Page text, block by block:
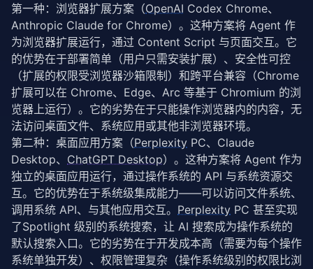
第一种：浏览器扩展方案（OpenAI Codex Chrome、
Anthropic Claude for Chrome）。这种方案将 Agent 作
为浏览器扩展运行，通过 Content Script 与页面交互。它
的优势在于部署简单（用户只需安装扩展）、安全性可控
（扩展的权限受浏览器沙箱限制）和跨平台兼容（Chrome
扩展可以在 Chrome、Edge、Arc 等基于 Chromium 的浏
览器上运行）。它的劣势在于只能操作浏览器内的内容，无
法访问桌面文件、系统应用或其他非浏览器环境。
第二种：桌面应用方案（Perplexity PC、Claude
Desktop、 ChatGPT Desktop）。这种方案将 Agent 作为
独立的桌面应用运行，通过操作系统的 API 与系统资源交
互。它的优势在于系统级集成能力——可以访问文件系统、
调用系统 API、与其他应用交互。 Perplexity PC 甚至实现
了Spotlight 级别的系统搜索，让 AI 搜索成为操作系统的
默认搜索入口。它的劣势在于开发成本高（需要为每个操作
系统单独开发）、权限管理复杂（操作系统级别的权限比浏